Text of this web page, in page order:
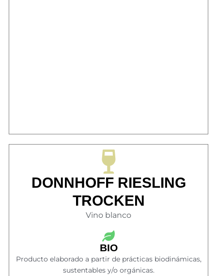
DONNHOFF RIESLING
TROCKEN
Vino blanco
BIO
Producto elaborado a partir de prácticas biodinámicas,
sustentables y/o orgánicas.